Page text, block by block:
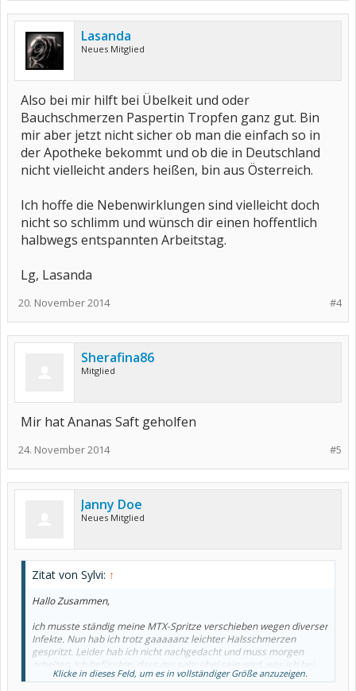
Lasanda
Neues Mitglied
Also bei mir hilft bei Übelkeit und oder
Bauchschmerzen Paspertin Tropfen ganz gut. Bin
mir aber jetzt nicht sicher ob man die einfach so in
der Apotheke bekommt und ob die in Deutschland
nicht vielleicht anders heißen, bin aus Österreich.
Ich hoffe die Nebenwirklungen sind vielleicht doch
nicht so schlimm und wünsch dir einen hoffentlich
halbwegs entspannten Arbeitstag.
Lg, Lasanda
#4
20. November 2014
Sherafina86
Mitglied
Mir hat Ananas Saft geholfen
#5
24. November 2014
Janny Doe
Neues Mitglied
Zitat von Sylvi: ↑
Hallo Zusammen,
ich musste ständig meine MTX-Spritze verschieben wegen diverser
Infekte. Nun hab ich trotz gaaaaanz leichter Halsschmerzen
gespritzt. Leider hab ich nicht nachgedacht und muss morgen
arbeiten. Ich befürchte, dass mir sehr übel sein wird, was ich bei
der Arbeit ja eigentlich nicht so gebrauchen kann
Klicke in dieses Feld, um es in vollständiger Größe anzuzeigen.